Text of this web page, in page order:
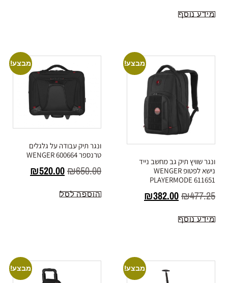
מידע נוסף
מבצע!
ונגר שוויץ תיק גב מחשב נייד
נישא לפטופ WENGER
PLAYERMODE 611651
₪477.25
₪382.00
מידע נוסף
מבצע!
ונגר תיק עבודה על גלגלים
טרנספר 600664 WENGER
₪650.00
₪520.00
הוספה לסל
מבצע! מבצע!